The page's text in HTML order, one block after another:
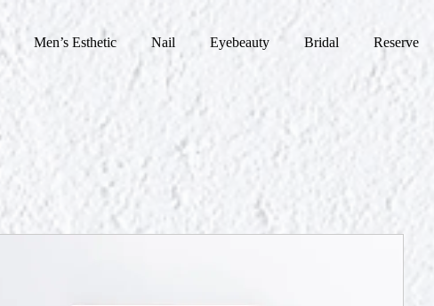
Men’s Esthetic Nail Eyebeauty Bridal Reserve